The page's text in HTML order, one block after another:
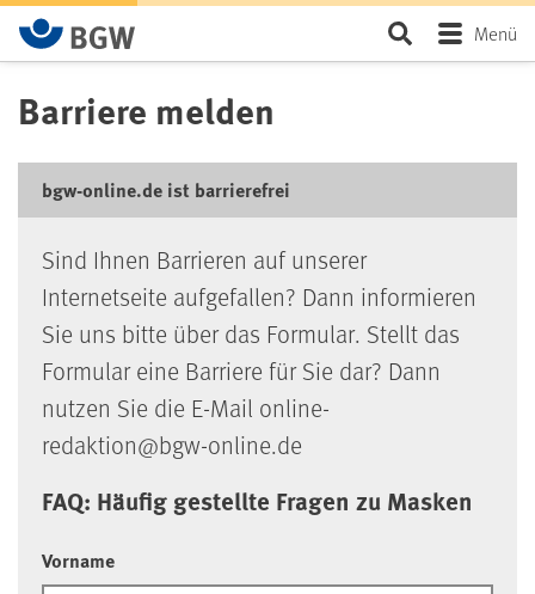
Zum Hauptinhalt springen SeiteMenü
Barriere melden
bgw-online.de ist barrierefrei
Sind Ihnen Barrieren auf unserer
Internetseite aufgefallen? Dann informieren
Sie uns bitte über das Formular. Stellt das
Formular eine Barriere für Sie dar? Dann
nutzen Sie die E-Mail online-
redaktion@bgw-online.de
FAQ: Häufig gestellte Fragen zu Masken
Vorname